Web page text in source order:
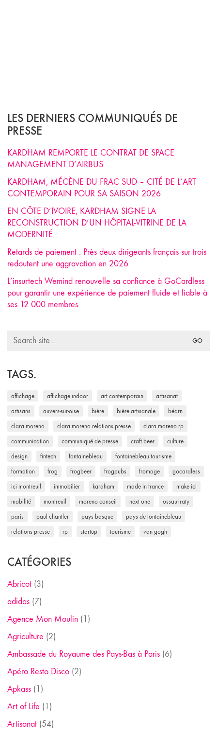
LES DERNIERS COMMUNIQUÉS DE
PRESSE
KARDHAM REMPORTE LE CONTRAT DE SPACE
MANAGEMENT D’AIRBUS
KARDHAM, MÉCÈNE DU FRAC SUD – CITÉ DE L’ART
CONTEMPORAIN POUR SA SAISON 2026
EN CÔTE D’IVOIRE, KARDHAM SIGNE LA
RECONSTRUCTION D’UN HÔPITAL-VITRINE DE LA
MODERNITÉ
Retards de paiement : Près deux dirigeants français sur trois
redoutent une aggravation en 2026
L’insurtech Wemind renouvelle sa confiance à GoCardless
pour garantir une expérience de paiement fluide et fiable à
ses 12 000 membres
Search
TAGS.
affichage affichage indoor art contemporain artisanat
artisans auvers-sur-oise bière bière artisanale béarn
clara moreno clara moreno relations presse clara moreno rp
communication communiqué de presse craft beer culture
design fintech fontainebleau fontainebleau tourisme
formation frog frogbeer frogpubs fromage gocardless
ici montreuil immobilier kardham made in france make ici
mobilité montreuil moreno conseil next one ossau-iraty
paris paul chantler pays basque pays de fontainebleau
relations presse rp startup tourisme van gogh
CATÉGORIES
Abricot (3)
adidas (7)
Agence Mon Moulin (1)
Agriculture (2)
Ambassade du Royaume des Pays-Bas à Paris (6)
Apéro Resto Disco (2)
Apkass (1)
Art of Life (1)
Artisanat (54)